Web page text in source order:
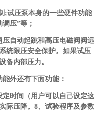
;试压泵本身的一些硬件功能
压”等；
自动起跳和高压电磁阀阀远
统限压安全保护。如果试压
备内部压力。
外还有下面功能：
时间（用户可以自己设定这
际压降。 8、试验程序及参数